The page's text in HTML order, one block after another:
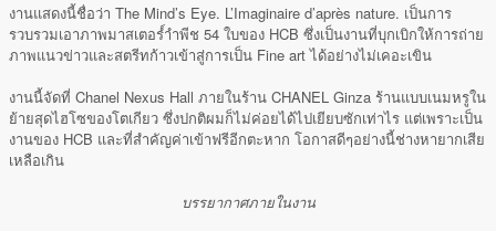
งานแสดงนี้ชื่อว่า The Mind’s Eye. L’Imaginaire d’après nature. เป็นการ
รวบรวมเอาภาพมาสเตอร์ำำพีช 54 ใบของ HCB ซึ่งเป็นงานที่บุกเบิกให้การถ่าย
ภาพแนวข่าวและสตรีทก้าวเข้าสู่การเป็น Fine art ได้อย่างไม่เคอะเขิน
งานนี้จัดที่ Chanel Nexus Hall ภายในร้าน CHANEL Ginza ร้านแบบเนมหรูใน
ย้ายสุดไฮโซของโตเกียว ซึ่งปกติผมก็ไม่ค่อยได้ไปเยียบซักเท่าไร แต่เพราะเป็น
งานของ HCB และที่สำคัญค่าเข้าฟรีอีกตะหาก โอกาสดีๆอย่างนี้ช่างหายากเสีย
เหลือเกิน
บรรยากาศภายในงาน